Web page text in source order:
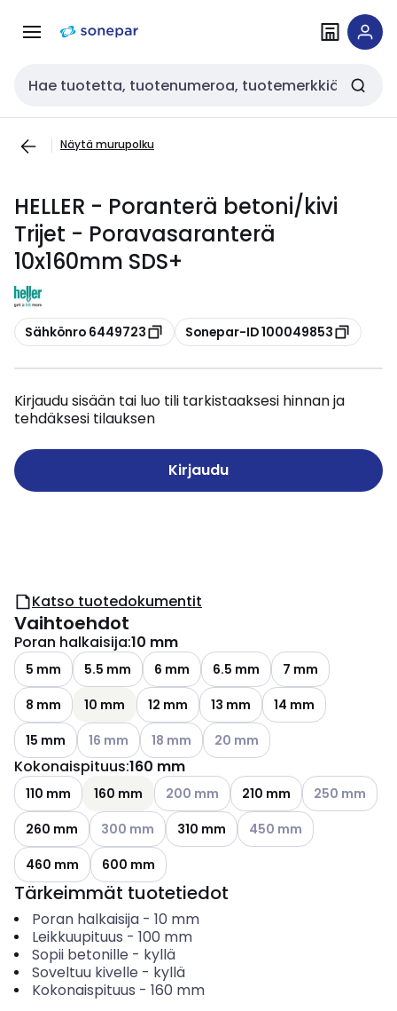
navigointiinsisältöön
Haku
Näytä murupolku
HELLER - Poranterä betoni/kivi
Trijet - Poravasaranterä
10x160mm SDS+
Kopioi
Sähkönro 6449723 Kopioi
Sonepar-ID 100049853
Kirjaudu sisään tai luo tili tarkistaaksesi hinnan ja
tehdäksesi tilauksen
Kirjaudu
Katso tuotedokumentit
Vaihtoehdot
Poran halkaisija:10 mm
5 mm 5.5 mm 6 mm 6.5 mm
7 mm
8 mm
10 mm 12 mm 13 mm
14 mm
15 mm
Katso käytettävissä olevat vaihtoehdot
16 mm Katso käytettävissä olevat vaihtoehdot
18 mm Katso käytettävissä olevat
20 mm
Kokonaispituus:160 mm
110 mm 160 mm Katso käytettävissä olevat vaihtoehdot
200 mm 210 mm Katso
250 mm
260 mm
Katso käytettävissä olevat vaihtoehdot
300 mm 310 mm Katso käytettävissä
450 mm
460 mm
600 mm
Tärkeimmät tuotetiedot
Poran halkaisija- 10 mm
Leikkuupituus - 100 mm
Sopii betonille - kyllä
Soveltuu kivelle - kyllä
Kokonaispituus - 160 mm